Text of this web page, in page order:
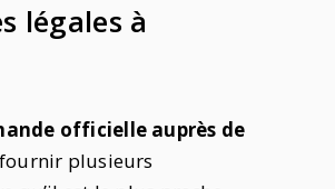
légales à
officielle auprès de
plusieurs